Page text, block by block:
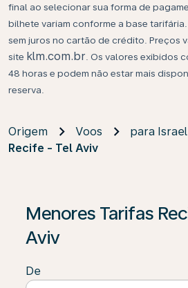
final ao selecionar sua forma de
bilhete variam conforme a base tarifária.
sem juros no cartão de crédito. Preços
site klm.com.br . Os valores exibidos
48 horas e podem não estar mais
reserva.
Origem Voos
para Israel
Recife - Tel Aviv
Menores Tarifas
Aviv
De
Se não forem encontrados